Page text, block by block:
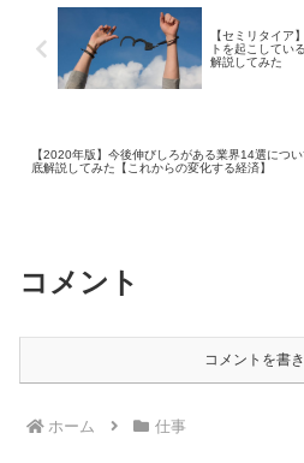
【セミリタイア
トを起こしてい
解説してみた
【2020年版】今後伸びしろがある業界14選につ
底解説してみた【これからの変化する経済】
コメント
コメントを書
ホーム 仕事